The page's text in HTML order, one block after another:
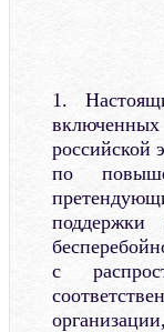
1.
российской
по
с